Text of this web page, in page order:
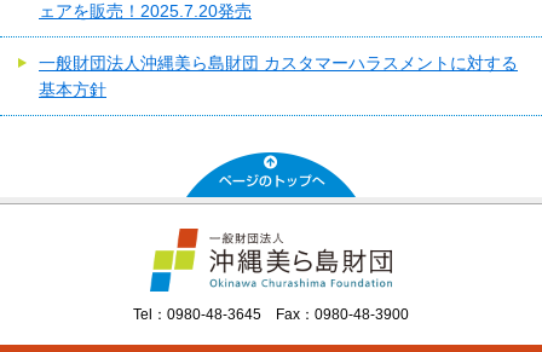
ェアを販売！2025.7.20発売
一般財団法人沖縄美ら島財団 カスタマーハラスメントに対する
基本方針
Tel：0980-48-3645 Fax：0980-48-3900